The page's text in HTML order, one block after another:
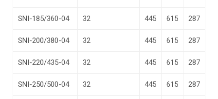
SNI-185/360-04 32 445 615 287
SNI-200/380-04 32 445 615 287
SNI-220/435-04 32 445 615 287
SNI-250/500-04 32 445 615 287